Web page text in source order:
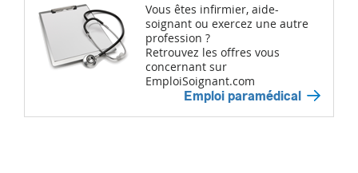
Vous êtes infirmier, aide-
soignant ou exercez une autre
profession ?
Retrouvez les offres vous
concernant sur
EmploiSoignant.com
Emploi paramédical